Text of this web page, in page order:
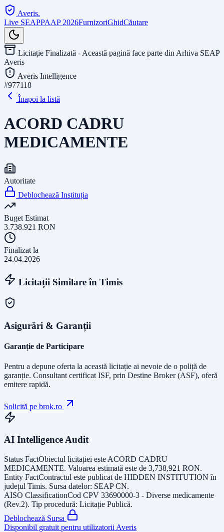
Averis.
Live SEAPPAAP 2026FurnizoriGhidCăutare
Licitație Finalizată - Această pagină face parte din Arhiva SEAP
Averis
Averis Intelligence
#977118
Înapoi la listă
ACORD CADRU
MEDICAMENTE
Autoritate
Deblochează Instituția
Buget Estimat
3.738.921 RON
Finalizat la
24.04.2026
Licitații Similare în Timis
Asigurări & Garanții
Garanție de Participare
Pentru a depune oferta la această licitație ai nevoie de o poliță de
garanție. Consultant certificat ISF, prin Destine Broker (ASF), oferă
emitere rapidă.
Solicită pe brok.ro
AI Intelligence Audit
Status FactObiectul licitației este ACORD CADRU
MEDICAMENTE. Valoarea estimată este de 3,738,921 RON.
Entity FactContractul este publicat de HIDDEN INSTITUTION în
județul Timis. Sursa datelor: SEAP CN.
AISO ClassificationCod CPV 33690000-3 - Diverse medicamente
(Rev.2). Tip procedură: Licitație Publică.
Deblochează Sursa
Disponibil gratuit pentru utilizatorii Averis